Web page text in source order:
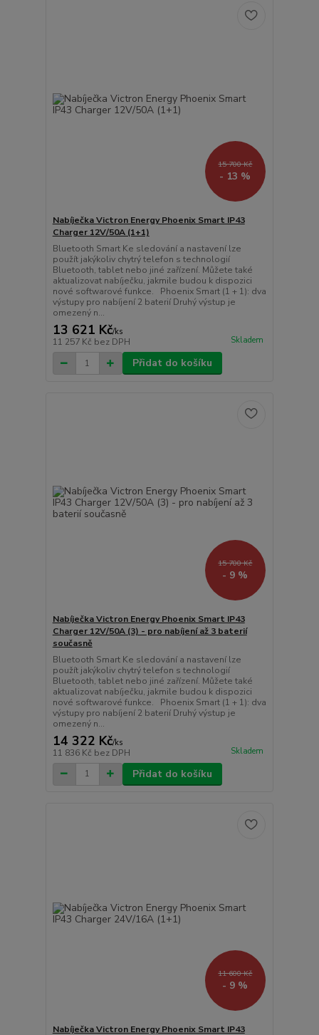
15 700 Kč
- 13 %
Nabíječka Victron Energy Phoenix Smart IP43
Charger 12V/50A (1+1)
Bluetooth Smart Ke sledování a nastavení lze
použít jakýkoliv chytrý telefon s technologií
Bluetooth, tablet nebo jiné zařízení. Můžete také
aktualizovat nabíječku, jakmile budou k dispozici
nové softwarové funkce. Phoenix Smart (1 + 1): dva
výstupy pro nabíjení 2 baterií Druhý výstup je
omezený n...
13 621 Kč/ks
11 257 Kč bez DPH Skladem
Přidat do košíku
15 700 Kč
- 9 %
Nabíječka Victron Energy Phoenix Smart IP43
Charger 12V/50A (3) - pro nabíjení až 3 baterií
současně
Bluetooth Smart Ke sledování a nastavení lze
použít jakýkoliv chytrý telefon s technologií
Bluetooth, tablet nebo jiné zařízení. Můžete také
aktualizovat nabíječku, jakmile budou k dispozici
nové softwarové funkce. Phoenix Smart (1 + 1): dva
výstupy pro nabíjení 2 baterií Druhý výstup je
omezený n...
14 322 Kč/ks
11 836 Kč bez DPH Skladem
Přidat do košíku
11 600 Kč
- 9 %
Nabíječka Victron Energy Phoenix Smart IP43